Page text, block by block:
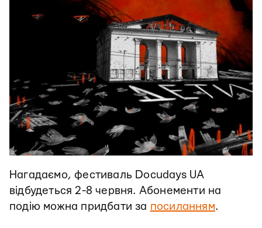
Нагадаємо, фестиваль Docudays UA
відбудеться 2-8 червня. Абонементи на
подію можна придбати за посиланням.